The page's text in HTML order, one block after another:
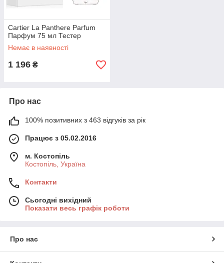
Cartier La Panthere Parfum
Парфум 75 мл Тестер
Немає в наявності
1 196 ₴
Про нас
100% позитивних з 463 відгуків за рік
Працює з 05.02.2016
м. Костопіль
Костопіль, Україна
Контакти
Сьогодні вихідний
Показати весь графік роботи
Про нас